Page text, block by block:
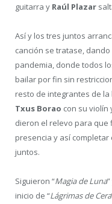
guitarra y Raúl Plazar
Así y los tres juntos
canción se tratase,
pandemia, donde todos
bailar por fin sin
resto de integrantes de
Txus Borao con su violín
dieron el relevo para que
presencia y así
juntos.
Siguieron “Magia de Luna
inicio de “Lágrimas de Cera